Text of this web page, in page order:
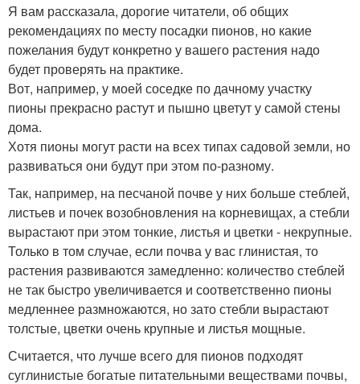
Я вам рассказала, дорогие читатели, об общих
рекомендациях по месту посадки пионов, но какие
пожелания будут конкретно у вашего растения надо
будет проверять на практике.
Вот, например, у моей соседке по дачному участку
пионы прекрасно растут и пышно цветут у самой стены
дома.
Хотя пионы могут расти на всех типах садовой земли, но
развиваться они будут при этом по-разному.
Так, например, на песчаной почве у них больше стеблей,
листьев и почек возобновления на корневищах, а стебли
вырастают при этом тонкие, листья и цветки - некрупные.
Только в том случае, если почва у вас глинистая, то
растения развиваются замедленно: количество стеблей
не так быстро увеличивается и соответственно пионы
медленнее размножаются, но зато стебли вырастают
толстые, цветки очень крупные и листья мощные.
Считается, что лучше всего для пионов подходят
суглинистые богатые питательными веществами почвы,